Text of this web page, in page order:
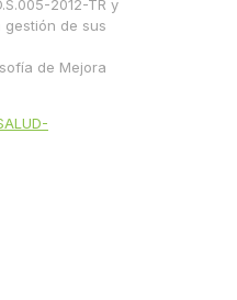
2012-TR y
gestión de sus
de Mejora